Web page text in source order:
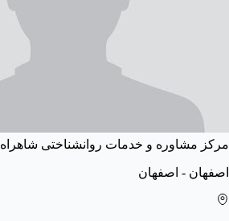
مرکز مشاوره و خدمات روانشناختی شاهراه
اصفهان - اصفهان